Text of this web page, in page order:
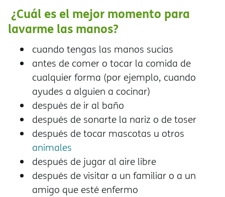
¿Cuál es el mejor momento para
lavarme las manos?
cuando tengas las manos sucias
antes de comer o tocar la comida de
cualquier forma (por ejemplo, cuando
ayudes a alguien a cocinar)
después de ir al baño
después de sonarte la nariz o de toser
después de tocar mascotas u otros
animales
después de jugar al aire libre
después de visitar a un familiar o a un
amigo que esté enfermo